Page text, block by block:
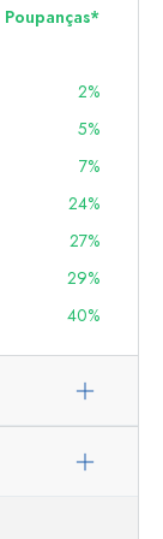
Poupanças*
2%
5%
7%
24%
27%
29%
40%